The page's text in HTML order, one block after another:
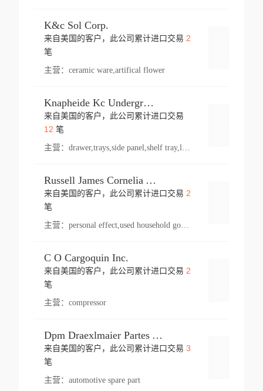
K&c Sol Corp.
来自美国的客户，此公司累计进口交易 2
笔
主营： ceramic ware,artifical flower
Knapheide Kc Underground
来自美国的客户，此公司累计进口交易
12 笔
主营：
Russell James Cornelia Arlington Va
来自美国的客户，此公司累计进口交易 2
笔
主营： personal effect,used household goods
C O Cargoquin Inc.
来自美国的客户，此公司累计进口交易 2
笔
主营： compressor
Dpm Draexlmaier Partes Automotrices Corr Ind Huejotzingo
来自美国的客户，此公司累计进口交易 3
笔
主营： automotive spare part